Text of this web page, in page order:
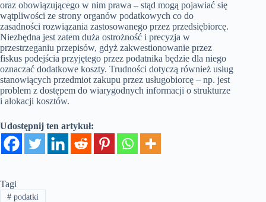
oraz obowiązującego w nim prawa – stąd mogą pojawiać się
wątpliwości ze strony organów podatkowych co do
zasadności rozwiązania zastosowanego przez przedsiębiorcę.
Niezbędna jest zatem duża ostrożność i precyzja w
przestrzeganiu przepisów, gdyż zakwestionowanie przez
fiskus podejścia przyjętego przez podatnika będzie dla niego
oznaczać dodatkowe koszty. Trudności dotyczą również usług
stanowiących przedmiot zakupu przez usługobiorcę – np. jest
problem z dostępem do wiarygodnych informacji o strukturze
i alokacji kosztów.
Udostępnij ten artykuł:
Tagi
#podatki